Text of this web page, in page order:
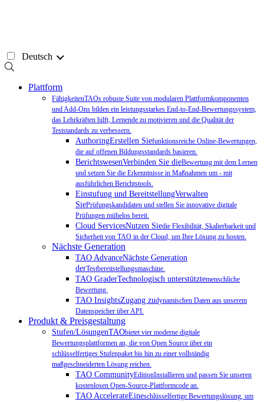
Deutsch
Plattform
FähigkeitenTAOs robuste Suite von modularen Plattformkomponenten
und Add-Ons bilden ein leistungsstarkes End-to-End-Bewertungssystem,
das Lehrkräften hilft, Lernende zu motivieren und die Qualität der
Teststandards zu verbessern.
AuthoringErstellen Siefunktionsreiche Online-Bewertungen,
die auf offenen Bildungsstandards basieren.
BerichtswesenVerbinden Sie dieBewertung mit dem Lernen
und setzen Sie die Erkenntnisse in Maßnahmen um - mit
ausführlichen Berichtstools.
Einstufung und BereitstellungVerwalten
SiePrüfungskandidaten und stellen Sie innovative digitale
Prüfungen mühelos bereit.
Cloud ServicesNutzen Siedie Flexibilität, Skalierbarkeit und
Sicherheit von TAO in der Cloud, um Ihre Lösung zu hosten.
Nächste Generation
TAO AdvanceNächste Generation
derTestbereitstellungsmaschine.
TAO GraderTechnologisch unterstütztemenschliche
Bewertung.
TAO InsightsZugang zudynamischen Daten aus unserem
Datenspeicher über API.
Produkt & Preisgestaltung
Stufen/LösungenTAObietet vier moderne digitale
Bewertungsplattformen an, die von Open Source über ein
schlüsselfertiges Stufenpaket bis hin zu einer vollständig
maßgeschneiderten Lösung reichen.
TAO CommunityEditionInstallieren und passen Sie unseren
kostenlosen Open-Source-Plattformcode an.
TAO AccelerateEineschlüsselfertige Bewertungslösung, um